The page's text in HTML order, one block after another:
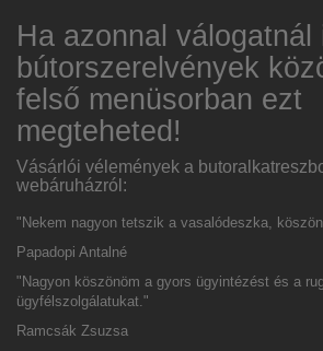
Ha azonnal válogatnál
bútorszerelvények
felső menüsorban ezt
megteheted!
Vásárlói vélemények a
webáruházról:
"Nekem nagyon tetszik a vasalódeszka,
Papadopi Antalné
"Nagyon köszönöm a gyors ügyintézést és a
ügyfélszolgálatukat."
Ramcsák Zsuzsa